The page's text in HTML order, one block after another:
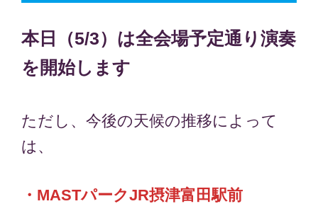
本日（5/3）は全会場予定通り演奏
を開始します
ただし、今後の天候の推移によって
は、
・MASTパークJR摂津富田駅前